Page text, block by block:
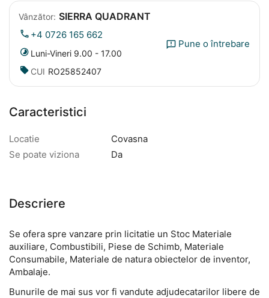
Vânzător: SIERRA QUADRANT
+4 0726 165 662
Luni-Vineri 9.00 - 17.00
CUI RO25852407
Pune o întrebare
Caracteristici
Locatie
Covasna
Se poate viziona
Da
Descriere
Se ofera spre vanzare prin licitatie un Stoc Materiale
auxiliare, Combustibili, Piese de Schimb, Materiale
Consumabile, Materiale de natura obiectelor de inventor,
Ambalaje.
Bunurile de mai sus vor fi vandute adjudecatarilor libere de